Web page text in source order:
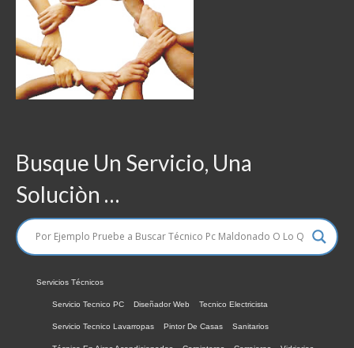
Busque Un Servicio, Una
Soluciòn …
Servicios Técnicos
Servicio Tecnico PC Diseñador Web Tecnico Electricista
Servicio Tecnico Lavarropas Pintor De Casas Sanitarios